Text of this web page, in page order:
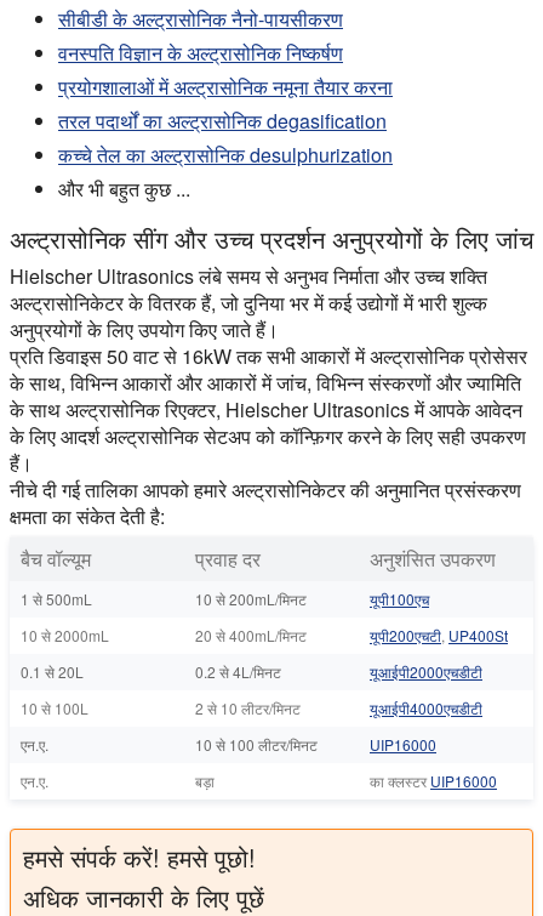
सीबीडी के अल्ट्रासोनिक नैनो-पायसीकरण
वनस्पति विज्ञान के अल्ट्रासोनिक निष्कर्षण
प्रयोगशालाओं में अल्ट्रासोनिक नमूना तैयार करना
तरल पदार्थों का अल्ट्रासोनिक degasification
कच्चे तेल का अल्ट्रासोनिक desulphurization
और भी बहुत कुछ ...
अल्ट्रासोनिक सींग और उच्च प्रदर्शन अनुप्रयोगों के लिए जांच
Hielscher Ultrasonics लंबे समय से अनुभव निर्माता और उच्च शक्ति
अल्ट्रासोनिकेटर के वितरक हैं, जो दुनिया भर में कई उद्योगों में भारी शुल्क
अनुप्रयोगों के लिए उपयोग किए जाते हैं।
प्रति डिवाइस 50 वाट से 16kW तक सभी आकारों में अल्ट्रासोनिक प्रोसेसर
के साथ, विभिन्न आकारों और आकारों में जांच, विभिन्न संस्करणों और ज्यामिति
के साथ अल्ट्रासोनिक रिएक्टर, Hielscher Ultrasonics में आपके आवेदन
के लिए आदर्श अल्ट्रासोनिक सेटअप को कॉन्फ़िगर करने के लिए सही उपकरण
हैं।
नीचे दी गई तालिका आपको हमारे अल्ट्रासोनिकेटर की अनुमानित प्रसंस्करण
क्षमता का संकेत देती है:
बैच वॉल्यूम
प्रवाह दर अनुशंसित उपकरण
1 से 500mL 10 से 200mL/मिनट
यूपी100एच
10 से 2000mL
20 से 400mL/मिनट यूपी200एचटी, UP400St
0.1 से 20L
0.2 से 4L/मिनट
यूआईपी2000एचडीटी
10 से 100L
2 से 10 लीटर/मिनट
यूआईपी4000एचडीटी
एन.ए.
10 से 100 लीटर/मिनट
UIP16000
एन.ए.
बड़ा का क्लस्टरUIP16000
हमसे संपर्क करें! हमसे पूछो!
अधिक जानकारी के लिए पूछें